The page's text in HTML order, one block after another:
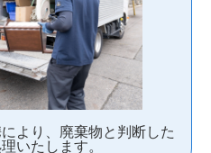
より、廃棄物と判断した
いたします。